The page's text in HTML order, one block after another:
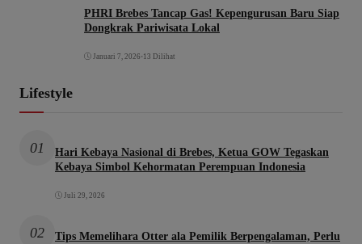
PHRI Brebes Tancap Gas! Kepengurusan Baru Siap
Dongkrak Pariwisata Lokal
Januari 7, 2026 • 13 Dilihat
Lifestyle
01
Hari Kebaya Nasional di Brebes, Ketua GOW Tegaskan
Kebaya Simbol Kehormatan Perempuan Indonesia
Juli 29, 2026
02
Tips Memelihara Otter ala Pemilik Berpengalaman, Perlu